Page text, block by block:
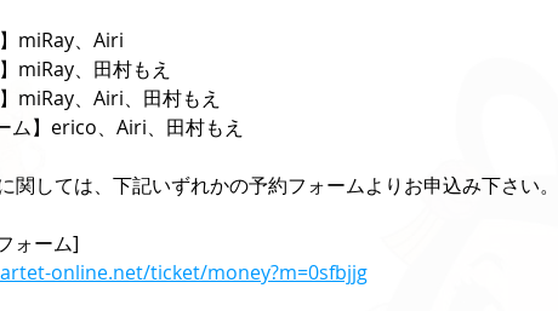
miRay、Airi
miRay、田村もえ
miRay、Airi、田村もえ
ム】erico、Airi、田村もえ
関しては、下記いずれかの予約フォームよりお申込み下さい。
ォーム]
online.net/ticket/money?m=0sfbjjg